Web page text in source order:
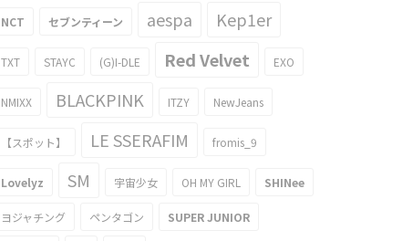
NCT セブンティーン aespa Kep1er
TXT STAYC (G)I-DLE Red Velvet EXO
NMIXX BLACKPINK ITZY NewJeans
【スポット】 LE SSERAFIM fromis_9
Lovelyz SM 宇宙少女 OH MY GIRL SHINee
ヨジャチング ペンタゴン SUPER JUNIOR